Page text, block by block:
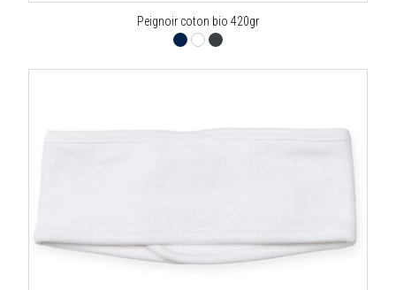
Peignoir coton bio 420gr